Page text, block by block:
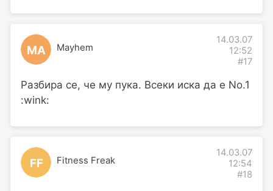
MA Mayhem
14.03.07
12:52
#17
Разбира се, че му пука. Всеки иска да е No.1
:wink:
FF Fitness Freak
14.03.07
12:54
#18